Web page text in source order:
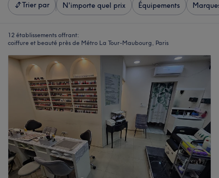
Trier par N'importe quel prix Équipements
12 établissements offrant:
coiffure et beauté près de Métro La Tour-Maubourg, Paris